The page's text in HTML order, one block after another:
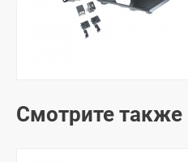
Смотрите также